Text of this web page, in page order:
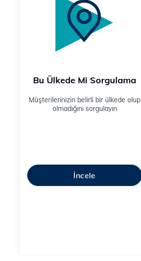
Bu Ülkede Mi Sorgulama
Müşterilerinizin belirli bir ülkede olup
olmadığını sorgulayın
İncele